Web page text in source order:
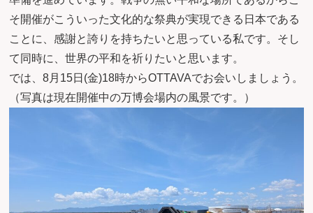
そ開催がこういった文化的な祭典が実現できる日本である
ことに、感謝と誇りを持ちたいと思っている私です。そし
て同時に、世界の平和を祈りたいと思います。
では、8月15日(金)18時からOTTAVAでお会いしましょう。
（写真は現在開催中の万博会場内の風景です。）